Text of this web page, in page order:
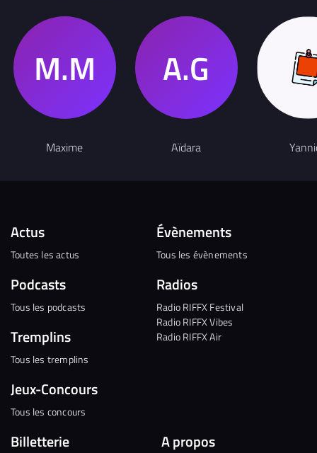
Maxime Aïdara
Actus
Toutes les actus
Podcasts
Tous les podcasts
Tremplins
Tous les tremplins
Jeux-Concours
Tous les concours
Évènements
Tous les évènements
Radios
Radio RIFFX Festival
Radio RIFFX Vibes
Radio RIFFX Air
Billetterie A propos